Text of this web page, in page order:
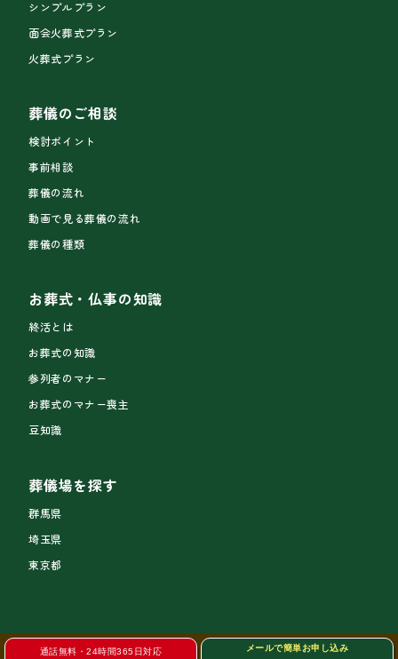
通話無料・24時間365日対応 メールで簡単お申し込み
シンプルプラン
面会火葬式プラン
火葬式プラン
葬儀のご相談
検討ポイント
事前相談
葬儀の流れ
動画で見る葬儀の流れ
葬儀の種類
お葬式・仏事の知識
終活とは
お葬式の知識
参列者のマナー
お葬式のマナー喪主
豆知識
葬儀場を探す
群馬県
埼玉県
東京都